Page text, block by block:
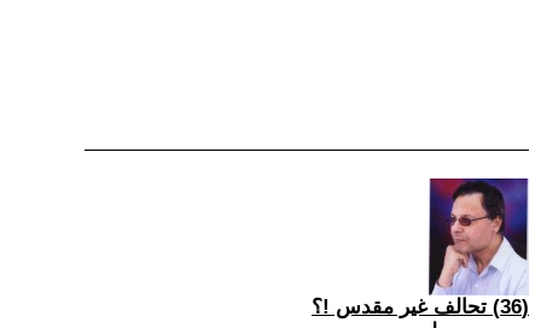
(36) تحالف غير مقدس !؟